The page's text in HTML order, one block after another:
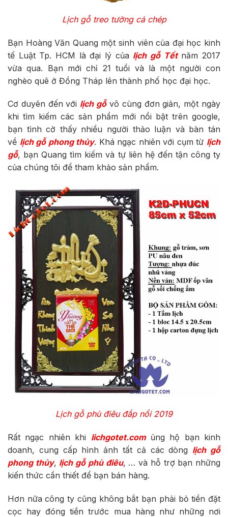
Lịch gỗ treo tường cá chép
Bạn Hoàng Văn Quang một sinh viên của đại học kinh
tế Luật Tp. HCM là đại lý của lịch gỗ Tếtnăm 2017
vừa qua. Bạn mới chỉ 21 tuổi và là một người con
nghèo quê ở Đồng Tháp lên thành phố học đại học.
Cơ duyên đến với lịch gỗvô cùng đơn giản, một ngày
khi tìm kiếm các sản phẩm mới nổi bật trên google,
bạn tình cờ thấy nhiều người thảo luận và bàn tán
về lịch gỗ phong thủy. Khá ngạc nhiên với cụm từ lịch
gỗ, bạn Quang tìm kiếm và tự liên hệ đến tận công ty
của chúng tôi để tham khảo sản phẩm.
Lịch gỗ phù điêu đắp nổi 2019
Rất ngạc nhiên khi lichgotet.comủng hộ bạn kinh
doanh, cung cấp hình ảnh tất cả các dòng lịch gỗ
phong thủy, lịch gỗ phù điêu, … và hỗ trợ bạn những
kiến thức cần thiết để bạn bán hàng.
Hơn nữa công ty cũng không bắt bạn phải bỏ tiền đặt
cọc hay đóng tiền trước mua hàng như những nơi